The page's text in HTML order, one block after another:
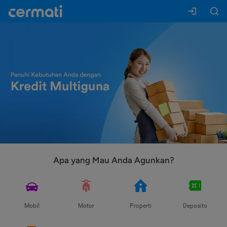
Apa yang Mau Anda Agunkan?
Mobil Motor Properti Deposito